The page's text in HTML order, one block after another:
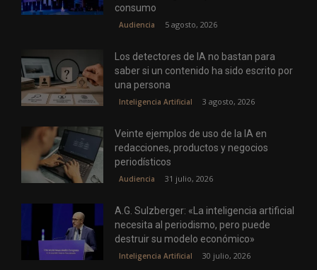
consumo
Audiencia 5 agosto, 2026
Los detectores de IA no bastan para
saber si un contenido ha sido escrito por
una persona
Inteligencia Artificial 3 agosto, 2026
Veinte ejemplos de uso de la IA en
redacciones, productos y negocios
periodísticos
Audiencia 31 julio, 2026
A.G. Sulzberger: «La inteligencia artificial
necesita al periodismo, pero puede
destruir su modelo económico»
Inteligencia Artificial 30 julio, 2026